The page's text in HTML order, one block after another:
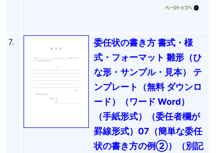
7.
委任状の書き方 書式・様
式・フォーマット 雛形（ひ
な形・サンプル・見本） テ
ンプレート（無料 ダウンロ
ード）（ワード Word）
（手紙形式）（委任者欄が
罫線形式）07（簡単な委任
状の書き方の例②）（別記